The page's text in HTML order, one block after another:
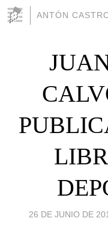
ANTÓN
26 DE JUNIO DE